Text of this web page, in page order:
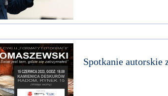
Spotkanie autorskie